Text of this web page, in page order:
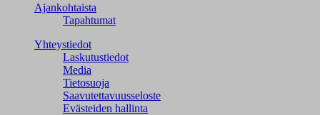
Ajankohtaista
Tapahtumat
Yhteystiedot
Laskutustiedot
Media
Tietosuoja
Saavutettavuusseloste
Evästeiden hallinta